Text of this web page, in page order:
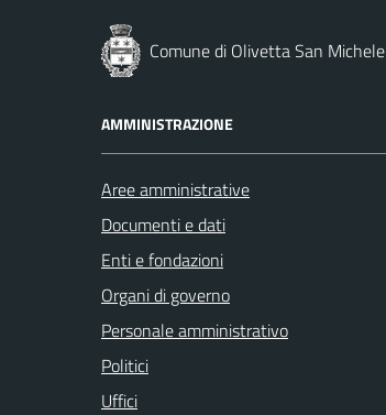
Comune di Olivetta San Michele
AMMINISTRAZIONE
Aree amministrative
Documenti e dati
Enti e fondazioni
Organi di governo
Personale amministrativo
Politici
Uffici